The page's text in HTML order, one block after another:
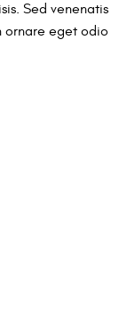
Sed venenatis
ornare eget odio